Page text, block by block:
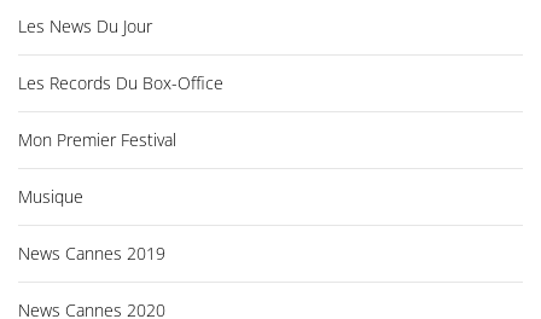
Les News Du Jour
Les Records Du Box-Office
Mon Premier Festival
Musique
News Cannes 2019
News Cannes 2020